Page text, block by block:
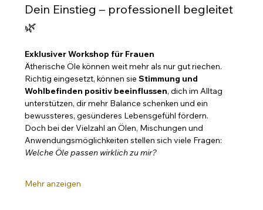
Dein Einstieg – professionell begleitet
🌿
Exklusiver Workshop für Frauen
Ätherische Öle können weit mehr als nur gut riechen.
Richtig eingesetzt, können sie Stimmung und
Wohlbefinden positiv beeinflussen, dich im Alltag
unterstützen, dir mehr Balance schenken und ein
bewussteres, gesünderes Lebensgefühl fördern.
Doch bei der Vielzahl an Ölen, Mischungen und
Anwendungsmöglichkeiten stellen sich viele Fragen:
Welche Öle passen wirklich zu mir?
Mehr anzeigen